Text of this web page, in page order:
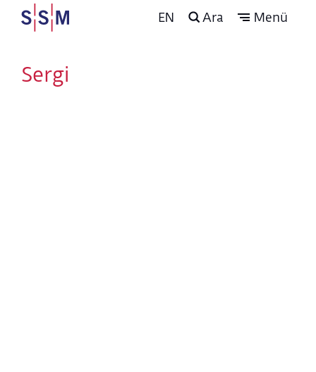
EN Ara Menü
Sergi